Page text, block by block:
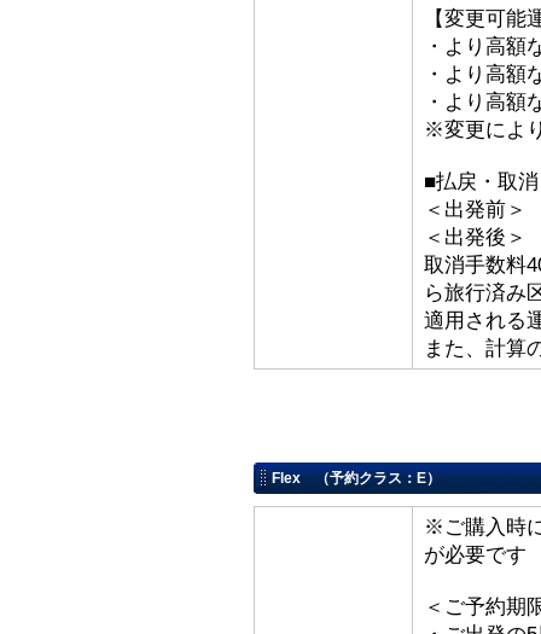
【変更可能
・より高額
・より高額
・より高額
※変更によ
■払戻・取消
＜出発前＞
＜出発後
取消手数料
ら旅行済み
適用される
また、計算
Flex （予約クラス：E）
※ご購入時
が必要です
＜ご予約期